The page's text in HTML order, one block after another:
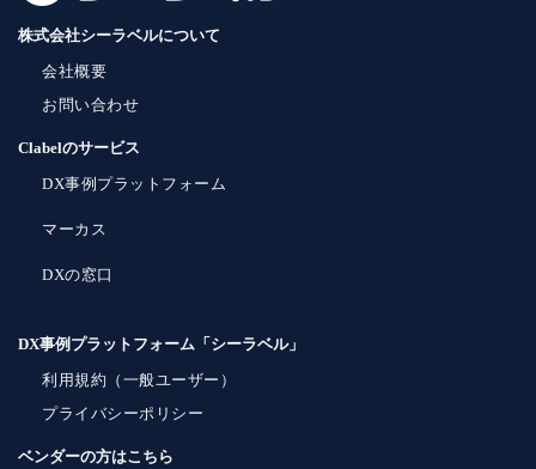
株式会社シーラベルについて
会社概要
お問い合わせ
Clabelのサービス
DX事例プラットフォーム
マーカス
DXの窓口
DX事例プラットフォーム「シーラベル」
利用規約（一般ユーザー）
プライバシーポリシー
ベンダーの方はこちら